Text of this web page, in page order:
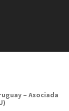
– Asociada